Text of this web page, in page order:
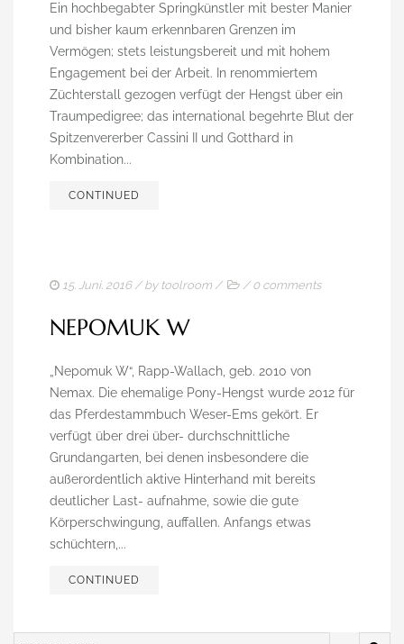
Ein hochbegabter Springkünstler mit bester Manier
und bisher kaum erkennbaren Grenzen im
Vermögen; stets leistungsbereit und mit hohem
Engagement bei der Arbeit. In renommiertem
Züchterstall gezogen verfügt der Hengst über ein
Traumpedigree; das international begehrte Blut der
Spitzenvererber Cassini II und Gotthard in
Kombination...
CONTINUED
15. Juni. 2016/ by toolroom / / 0 comments
NEPOMUK W
„Nepomuk W“, Rapp-Wallach, geb. 2010 von
Nemax. Die ehemalige Pony-Hengst wurde 2012 für
das Pferdestammbuch Weser-Ems gekört. Er
verfügt über drei über- durchschnittliche
Grundangarten, bei denen insbesondere die
außerordentlich aktive Hinterhand mit bereits
deutlicher Last- aufnahme, sowie die gute
Körperschwingung, auffallen. Anfangs etwas
schüchtern,...
CONTINUED